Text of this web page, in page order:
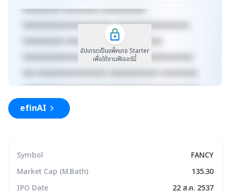
xxxxxxxxx xxxxxxxxx xxxxxxxxxxx
xxxxxxxxxxxxxxxxxxxxxx xxxxxxxxxxxxxxxxxx
xxxxxxxxxx xxxxxxxxxxxxx xxxxxxxxxx
xxxxxxxxxxxxxxxxxxxxxxxxxx xxxxxxxxxxxxxxx
xxx xxxxxxxxxxxxxxxxx xxxxxxxxxxxx xxxxxxxxx
xxxxxxxxxxx xxxxxxxx xxxxxxxxxxxxxxxxxxxxxxx
xxxxxxxxxxxxxxxxxxx xxxxx
xxxxxxxxxxxxxxxxxxxxxxxxxxxxxx
อัปเกรดเป็นแพ็คเกจ Starter
เพื่อใช้งานฟีเจอร์นี้
efinAI
Symbol
FANCY
Market Cap (M.Bath)
135.30
IPO Date
22 ส.ค. 2537